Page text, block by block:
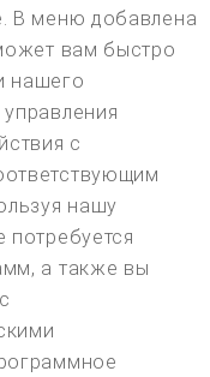
В меню добавлена
вам быстро
нашего
с
нашу
а также вы